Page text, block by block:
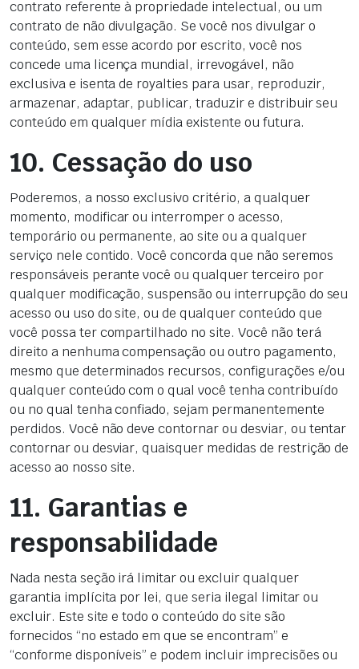
contrato referente à propriedade intelectual, ou um
contrato de não divulgação. Se você nos divulgar o
conteúdo, sem esse acordo por escrito, você nos
concede uma licença mundial, irrevogável, não
exclusiva e isenta de royalties para usar, reproduzir,
armazenar, adaptar, publicar, traduzir e distribuir seu
conteúdo em qualquer mídia existente ou futura.
10. Cessação do uso
Poderemos, a nosso exclusivo critério, a qualquer
momento, modificar ou interromper o acesso,
temporário ou permanente, ao site ou a qualquer
serviço nele contido. Você concorda que não seremos
responsáveis perante você ou qualquer terceiro por
qualquer modificação, suspensão ou interrupção do seu
acesso ou uso do site, ou de qualquer conteúdo que
você possa ter compartilhado no site. Você não terá
direito a nenhuma compensação ou outro pagamento,
mesmo que determinados recursos, configurações e/ou
qualquer conteúdo com o qual você tenha contribuído
ou no qual tenha confiado, sejam permanentemente
perdidos. Você não deve contornar ou desviar, ou tentar
contornar ou desviar, quaisquer medidas de restrição de
acesso ao nosso site.
11. Garantias e
responsabilidade
Nada nesta seção irá limitar ou excluir qualquer
garantia implícita por lei, que seria ilegal limitar ou
excluir. Este site e todo o conteúdo do site são
fornecidos “no estado em que se encontram” e
“conforme disponíveis” e podem incluir imprecisões ou